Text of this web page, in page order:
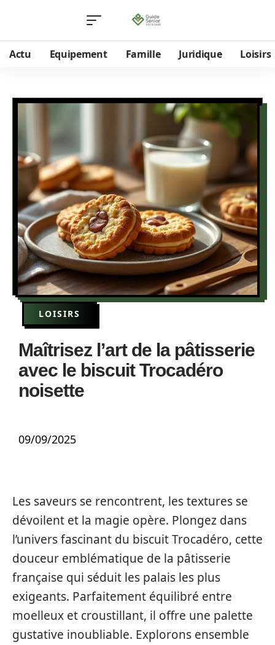
Actu Equipement Famille Juridique Loisirs
LOISIRS
Maîtrisez l’art de la pâtisserie
avec le biscuit Trocadéro
noisette
09/09/2025
Les saveurs se rencontrent, les textures se
dévoilent et la magie opère. Plongez dans
l’univers fascinant du biscuit Trocadéro, cette
douceur emblématique de la pâtisserie
française qui séduit les palais les plus
exigeants. Parfaitement équilibré entre
moelleux et croustillant, il offre une palette
gustative inoubliable. Explorons ensemble